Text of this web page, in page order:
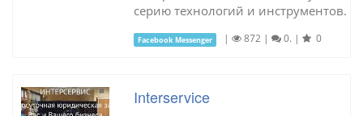
серию технологий и инструментов.
Facebook Messenger | 872 | 0. | 0
Interservice